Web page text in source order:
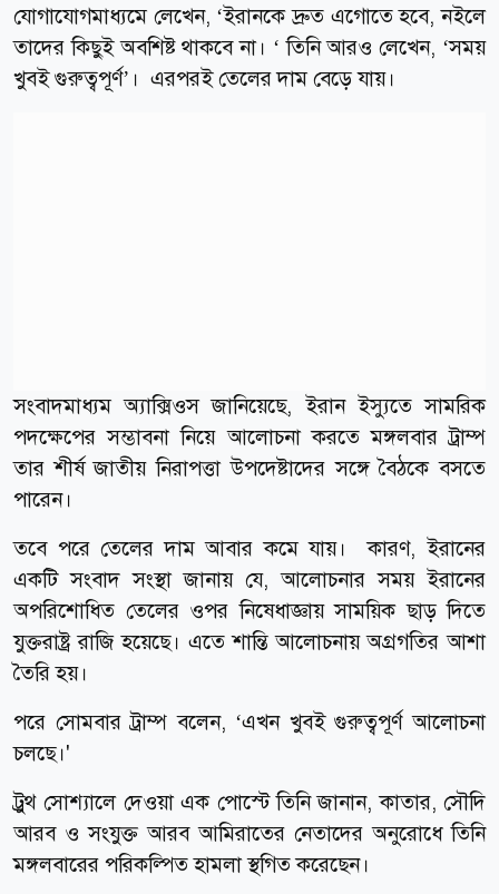
যোগাযোগমাধ্যমে লেখেন, ‘ইরানকে দ্রুত এগোতে হবে, নইলে
তাদের কিছুই অবশিষ্ট থাকবে না। ‘ তিনি আরও লেখেন, ‘সময়
খুবই গুরুত্বপূর্ণ’। এরপরই তেলের দাম বেড়ে যায়।
সংবাদমাধ্যম অ্যাক্সিওস জানিয়েছে, ইরান ইস্যুতে সামরিক
পদক্ষেপের সম্ভাবনা নিয়ে আলোচনা করতে মঙ্গলবার ট্রাম্প
তার শীর্ষ জাতীয় নিরাপত্তা উপদেষ্টাদের সঙ্গে বৈঠকে বসতে
পারেন।
তবে পরে তেলের দাম আবার কমে যায়। কারণ, ইরানের
একটি সংবাদ সংস্থা জানায় যে, আলোচনার সময় ইরানের
অপরিশোধিত তেলের ওপর নিষেধাজ্ঞায় সাময়িক ছাড় দিতে
যুক্তরাষ্ট্র রাজি হয়েছে। এতে শান্তি আলোচনায় অগ্রগতির আশা
তৈরি হয়।
পরে সোমবার ট্রাম্প বলেন, ‘এখন খুবই গুরুত্বপূর্ণ আলোচনা
চলছে।'
ট্রুথ সোশ্যালে দেওয়া এক পোস্টে তিনি জানান, কাতার, সৌদি
আরব ও সংযুক্ত আরব আমিরাতের নেতাদের অনুরোধে তিনি
মঙ্গলবারের পরিকল্পিত হামলা স্থগিত করেছেন।